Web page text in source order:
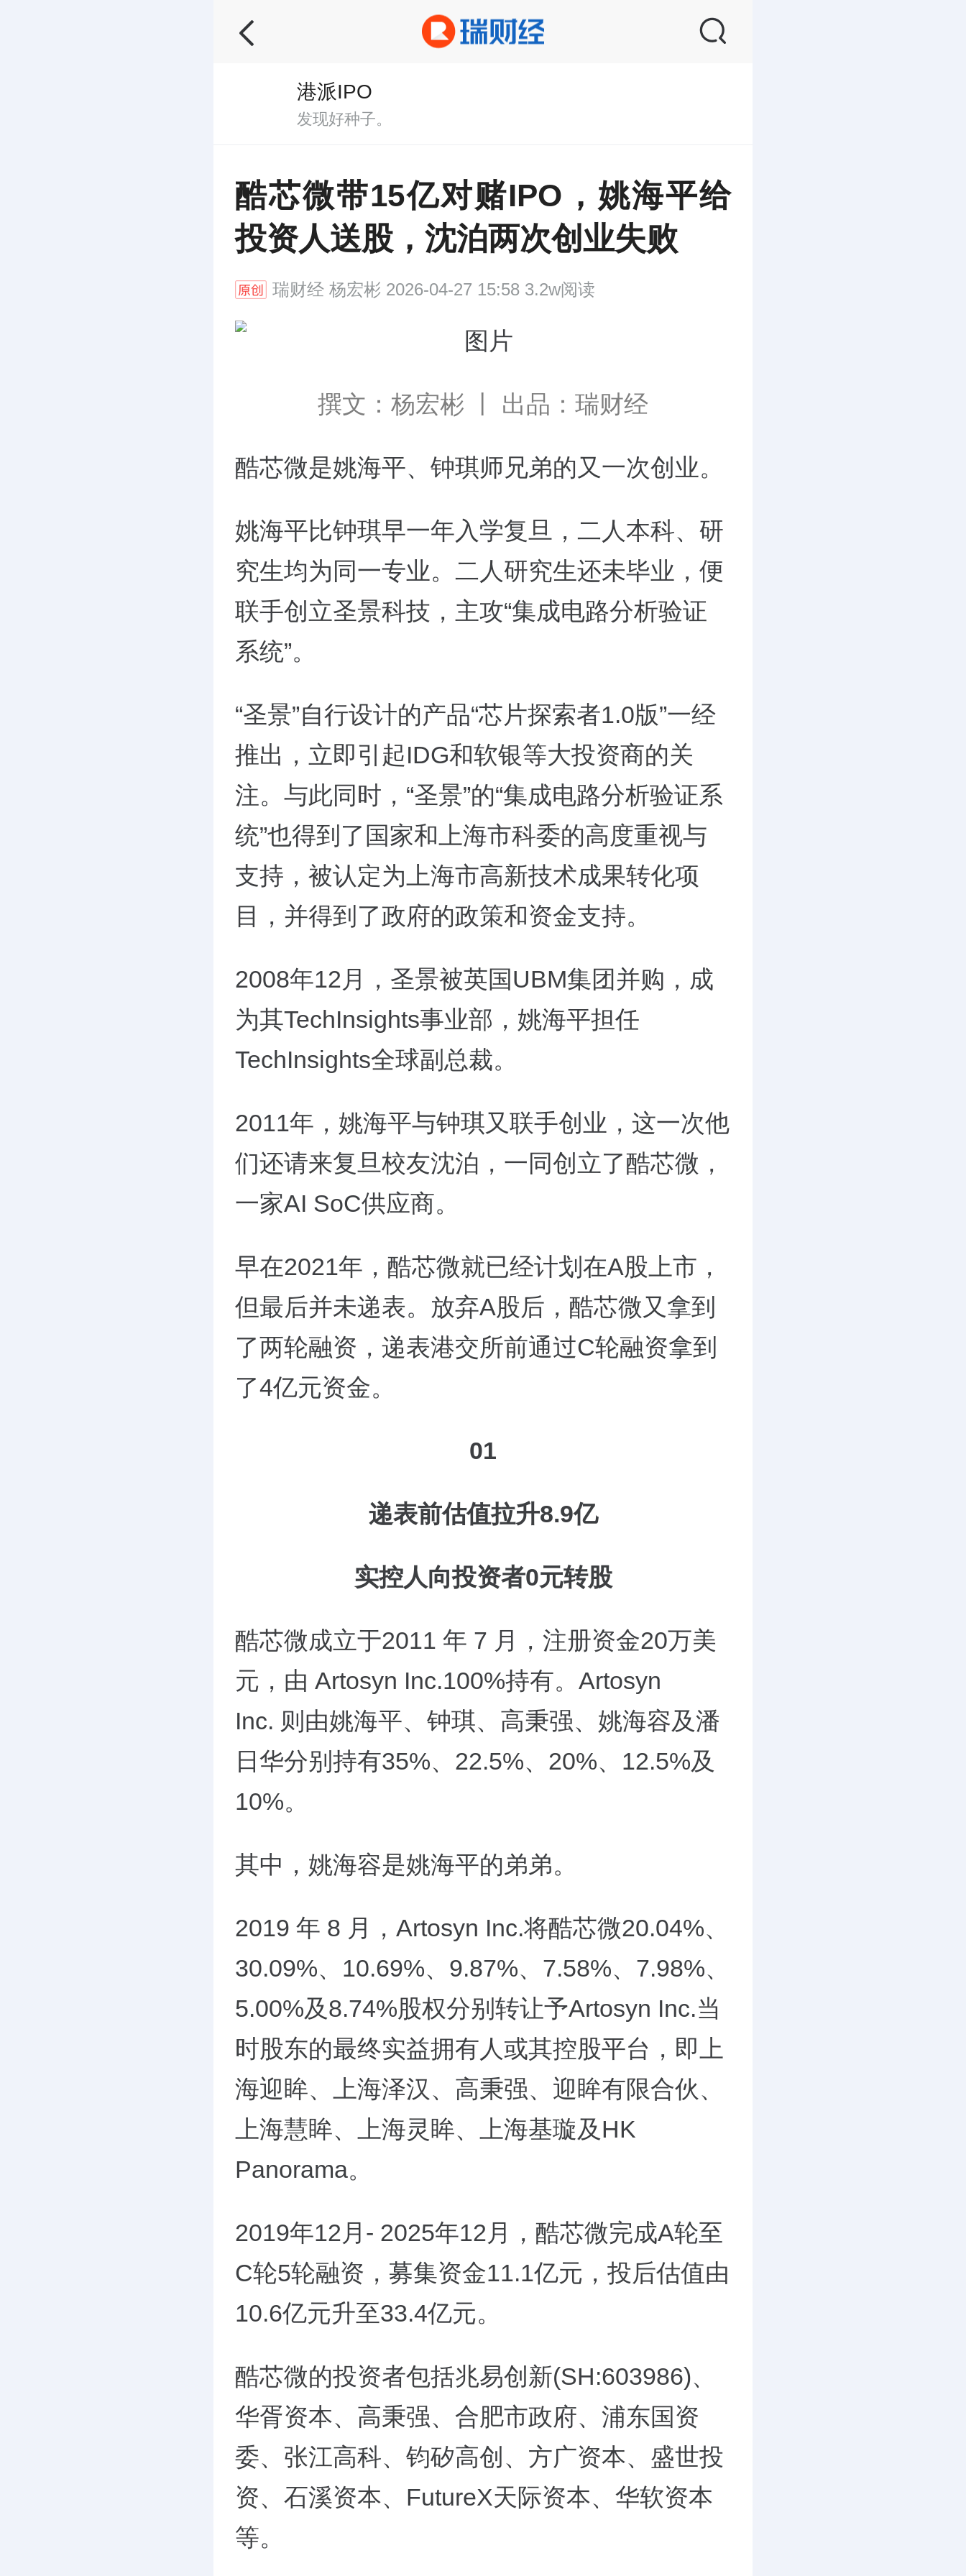
港派IPO
发现好种子。
酷芯微带15亿对赌IPO，姚海平给
投资人送股，沈泊两次创业失败
瑞财经 杨宏彬 2026-04-27 15:58 3.2w阅读
撰文：杨宏彬 丨 出品：瑞财经
酷芯微是姚海平、钟琪师兄弟的又一次创业。
姚海平比钟琪早一年入学复旦，二人本科、研
究生均为同一专业。二人研究生还未毕业，便
联手创立圣景科技，主攻“集成电路分析验证
系统”。
“圣景”自行设计的产品“芯片探索者1.0版”一经
推出，立即引起IDG和软银等大投资商的关
注。与此同时，“圣景”的“集成电路分析验证系
统”也得到了国家和上海市科委的高度重视与
支持，被认定为上海市高新技术成果转化项
目，并得到了政府的政策和资金支持。
2008年12月，圣景被英国UBM集团并购，成
为其TechInsights事业部，姚海平担任
TechInsights全球副总裁。
2011年，姚海平与钟琪又联手创业，这一次他
们还请来复旦校友沈泊，一同创立了酷芯微，
一家AI SoC供应商。
早在2021年，酷芯微就已经计划在A股上市，
但最后并未递表。放弃A股后，酷芯微又拿到
了两轮融资，递表港交所前通过C轮融资拿到
了4亿元资金。
01
递表前估值拉升8.9亿
实控人向投资者0元转股
酷芯微成立于2011 年 7 月，注册资金20万美
元，由 Artosyn Inc.100%持有。Artosyn
Inc. 则由姚海平、钟琪、高秉强、姚海容及潘
日华分别持有35%、22.5%、20%、12.5%及
10%。
其中，姚海容是姚海平的弟弟。
2019 年 8 月，Artosyn Inc.将酷芯微20.04%、
30.09%、10.69%、9.87%、7.58%、7.98%、
5.00%及8.74%股权分别转让予Artosyn Inc.当
时股东的最终实益拥有人或其控股平台，即上
海迎眸、上海泽汉、高秉强、迎眸有限合伙、
上海慧眸、上海灵眸、上海基璇及HK
Panorama。
2019年12月- 2025年12月，酷芯微完成A轮至
C轮5轮融资，募集资金11.1亿元，投后估值由
10.6亿元升至33.4亿元。
酷芯微的投资者包括兆易创新(SH:603986)、
华胥资本、高秉强、合肥市政府、浦东国资
委、张江高科、钧矽高创、方广资本、盛世投
资、石溪资本、FutureX天际资本、华软资本
等。